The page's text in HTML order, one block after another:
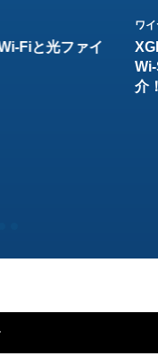
Fiと光ファイ
ワ
介